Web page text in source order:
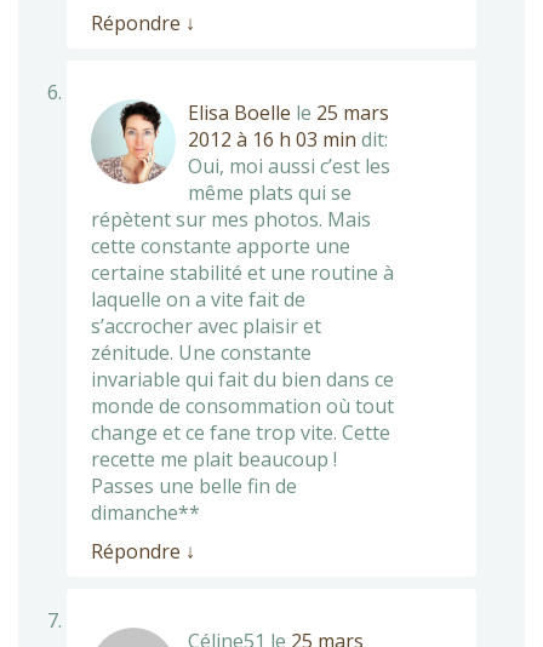
Répondre ↓
Elisa Boelle le 25 mars
2012 à 16 h 03 min dit:
Oui, moi aussi c’est les
même plats qui se
répètent sur mes photos. Mais
cette constante apporte une
certaine stabilité et une routine à
laquelle on a vite fait de
s’accrocher avec plaisir et
zénitude. Une constante
invariable qui fait du bien dans ce
monde de consommation où tout
change et ce fane trop vite. Cette
recette me plait beaucoup !
Passes une belle fin de
dimanche**
Répondre ↓
Céline51 le 25 mars